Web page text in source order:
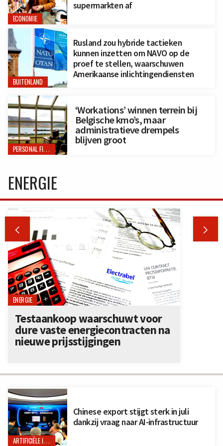
ECONOMIE
supermarkten af
BUITENLAND
Rusland zou hybride tactieken
kunnen inzetten om NAVO op de
proef te stellen, waarschuwen
Amerikaanse inlichtingendiensten
PERSONAL FINANCE
‘Workations’ winnen terrein bij
Belgische kmo’s, maar
administratieve drempels
blijven groot
ARTIFICIËLE INTELLIGENTIE
Chinese export stijgt sterk in juli
dankzij vraag naar AI-infrastructuur
ENERGIE
 
ENERGIE
Testaankoop waarschuwt voor
dure vaste energiecontracten na
nieuwe prijsstijgingen